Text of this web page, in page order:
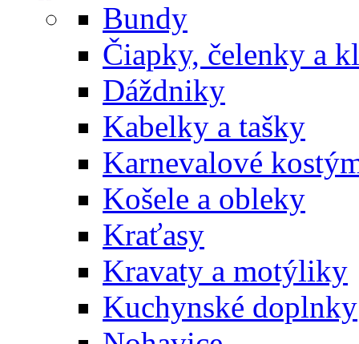
Bundy
Čiapky, čelenky a
Dáždniky
Kabelky a tašky
Karnevalové
Košele a obleky
Kraťasy
Kravaty a motýliky
Kuchynské doplnky